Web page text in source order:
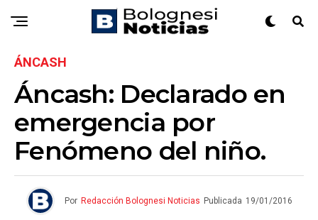
ÁNCASH
Áncash: Declarado en
emergencia por
Fenómeno del niño.
Por Redacción Bolognesi Noticias Publicada 19/01/2016